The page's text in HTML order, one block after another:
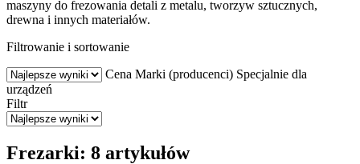
maszyny do frezowania detali z metalu, tworzyw sztucznych,
drewna i innych materiałów.
Filtrowanie i sortowanie
Cena Marki (producenci) Specjalnie dla
urządzeń
Filtr
Frezarki: 8 artykułów